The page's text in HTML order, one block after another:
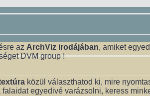
az ArchViz irodájában, amiket
DVM group !
közül választhatod ki, mire
egyedivé varázsolni, keress